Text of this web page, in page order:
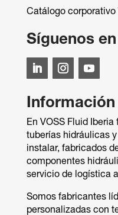
Catálogo corporativo
Síguenos
Información
En VOSS Fluid
tuberías hidráulicas
instalar, fabricados
componentes
servicio de logística
Somos fabricantes
personalizadas con